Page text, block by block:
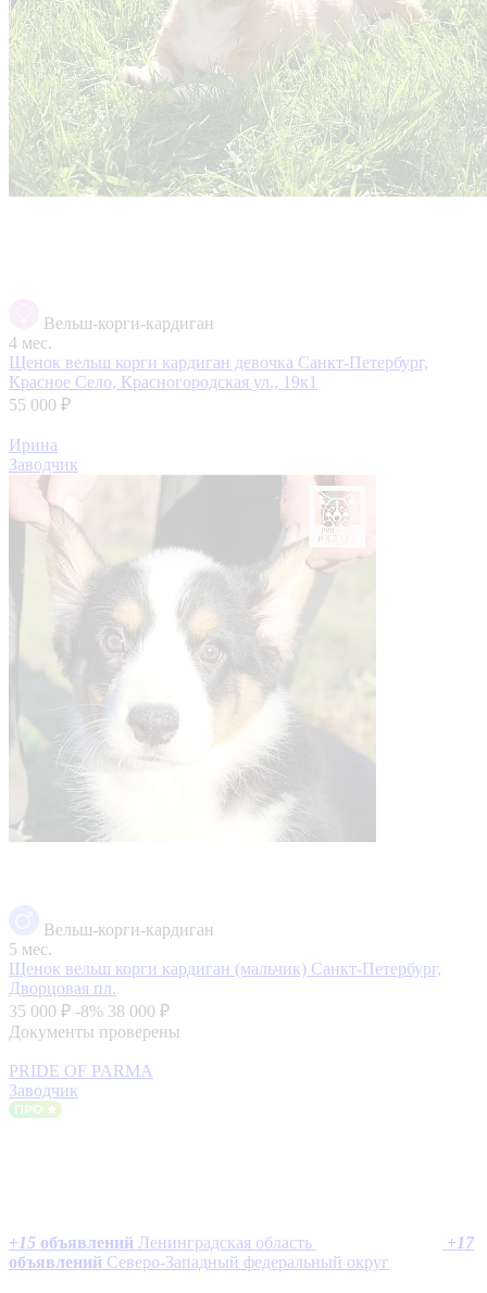
Вельш-корги-кардиган
4 мес.
Щенок вельш корги кардиган девочка Санкт-Петербург,
Красное Село, Красногородская ул., 19к1
55 000 ₽
Ирина
Заводчик
Вельш-корги-кардиган
5 мес.
Щенок вельш корги кардиган (мальчик) Санкт-Петербург,
Дворцовая пл.
35 000 ₽ -8% 38 000 ₽
Документы проверены
PRIDE OF PARMA
Заводчик
+15 объявлений Ленинградская область +17
объявлений Северо-Западный федеральный округ